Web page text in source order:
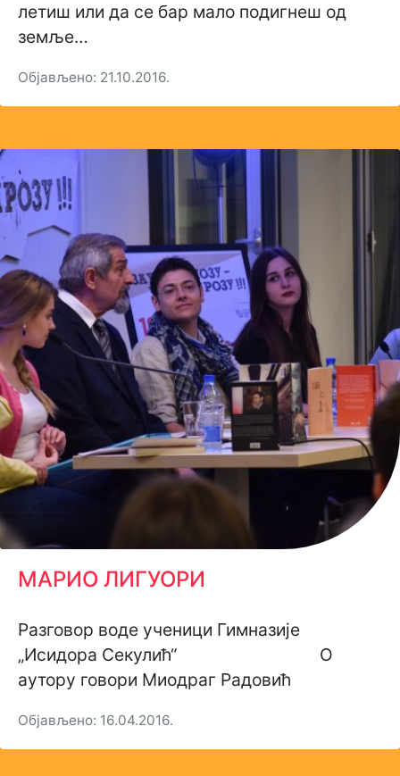
летиш или да се бар мало подигнеш од
земље…
Објављено: 21.10.2016.
МАРИО ЛИГУОРИ
Разговор воде ученици Гимназије
„Исидора Секулић“ О
аутору говори Миодраг Радовић
Објављено: 16.04.2016.